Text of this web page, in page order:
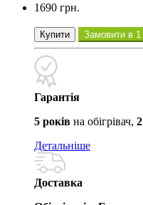
1690 грн.
Купити Замовити в 1
Гарантія
5 років на обігрівач,
Детальніше
Доставка